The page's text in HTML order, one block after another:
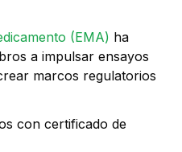
(EMA) ha
a impulsar ensayos
marcos regulatorios
con certificado de